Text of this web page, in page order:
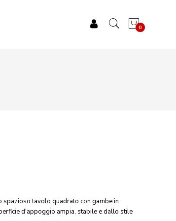
0
spazioso tavolo quadrato con gambe in
d'appoggio ampia, stabile e dallo stile